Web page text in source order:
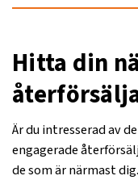
Hitta din
Är du intresserad av
engagerade
de som är närmast dig.